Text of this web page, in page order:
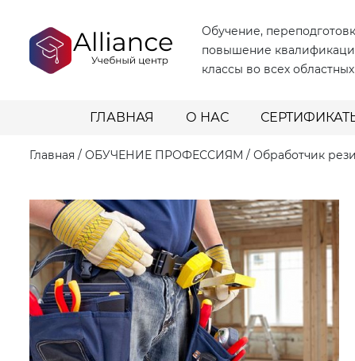
Обучение,
повышение
классы во всех
ГЛАВНАЯ О НАС
Главная / ОБУЧЕНИЕ ПРОФЕССИЯМ / Обработчик